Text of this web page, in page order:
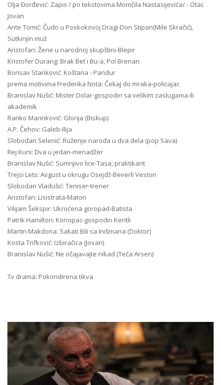
Olja Đorđević: Zapis / po tekstovima Momčila Nastasijevića/ - Otac
Jovan
Ante Tomić: Čudo u Poskokovoj Dragi-Don Stipan(Mile Skračić),
Sutkinjin muž
Aristofan: Žene u narodnoj skupštini-Blepir
Kristofer Durang: Brak Bet i Bu-a, Pol Brenan
Borisav Stanković: Koštana - Pandur
prema motivima Frederika Nota: Čekaj do mraka-policajac
Branislav Nušić: Mister Dolar-gospodin sa velikim zaslugama ili
akademik
Ranko Marinković: Glorija (Biskup)
A.P. Čehov: Galeb-Ilija
Slobodan Selenić: Ruženje naroda u dva dela (pop Sava)
Rej Kuni: Dva u jedan-menadžer
Branislav Nušić: Sumnjivo lice-Tasa, praktikant
Trejsi Lets: Avgust u okrugu Osejdž-Beverli Veston
Slobodan Vladušić: Teniser-trener
Aristofan: Lisistrata-Matori
Vilijam Šekspir: Ukroćena goropad-Batista
Patrik Hamilton: Konopac-gospodin Kentli
Martin Makdona: Sakati Bili sa Inišmana (Doktor)
Kosta Trifković: Izbiračica (Jovan)
Branislav Nušić: Ne očajavajte nikad (Teča Arsen)
Tv drama: Pokondirena tikva